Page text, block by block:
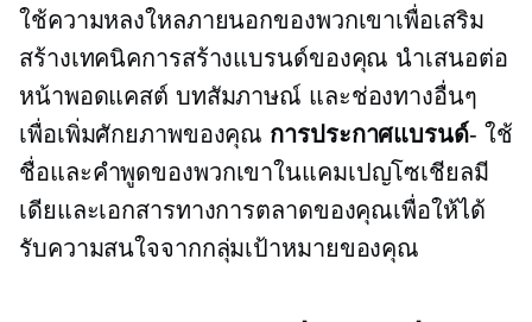
ใช้ความหลงใหลภายนอกของพวกเขาเพื่อเสริม
สร้างเทคนิคการสร้างแบรนด์ของคุณ นำเสนอต่อ
หน้าพอดแคสต์ บทสัมภาษณ์ และช่องทางอื่นๆ
เพื่อเพิ่มศักยภาพของคุณ การประกาศแบรนด์- ใช้
ชื่อและคำพูดของพวกเขาในแคมเปญโซเชียลมี
เดียและเอกสารทางการตลาดของคุณเพื่อให้ได้
รับความสนใจจากกลุ่มเป้าหมายของคุณ